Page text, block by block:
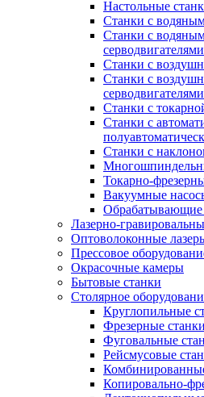
Настольные
Станки с
Станки с
серводвигателями
Станки с
Станки с
серводвигателями
Станки с
Станки с
Станки с
Токарно-
Вакуумные
Лазерно-
Оптоволоконные
Прессовое
Окрасочные камеры
Бытовые станки
Столярное
Круглопильные
Фрезерные станки
Фуговальные
Рейсмусовые
Копировально-